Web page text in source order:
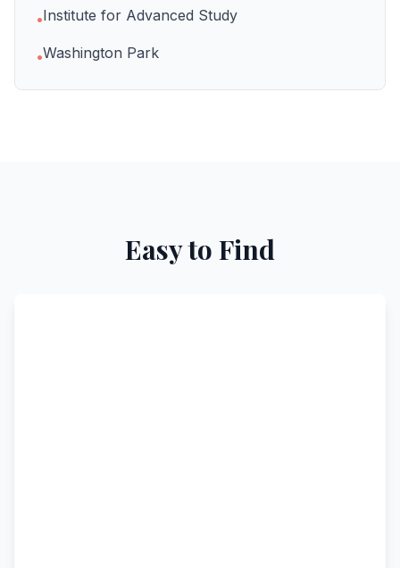
•Institute for Advanced Study
•Washington Park
Easy to Find